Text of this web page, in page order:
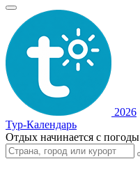
2026
Тур-Календарь
Отдых начинается с погоды